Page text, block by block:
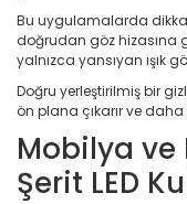
Bu uygulamalarda dikkat
doğrudan göz hizasına
yalnızca yansıyan ışık
Doğru yerleştirilmiş bir
ön plana çıkarır ve
Mobilya
Şerit LED